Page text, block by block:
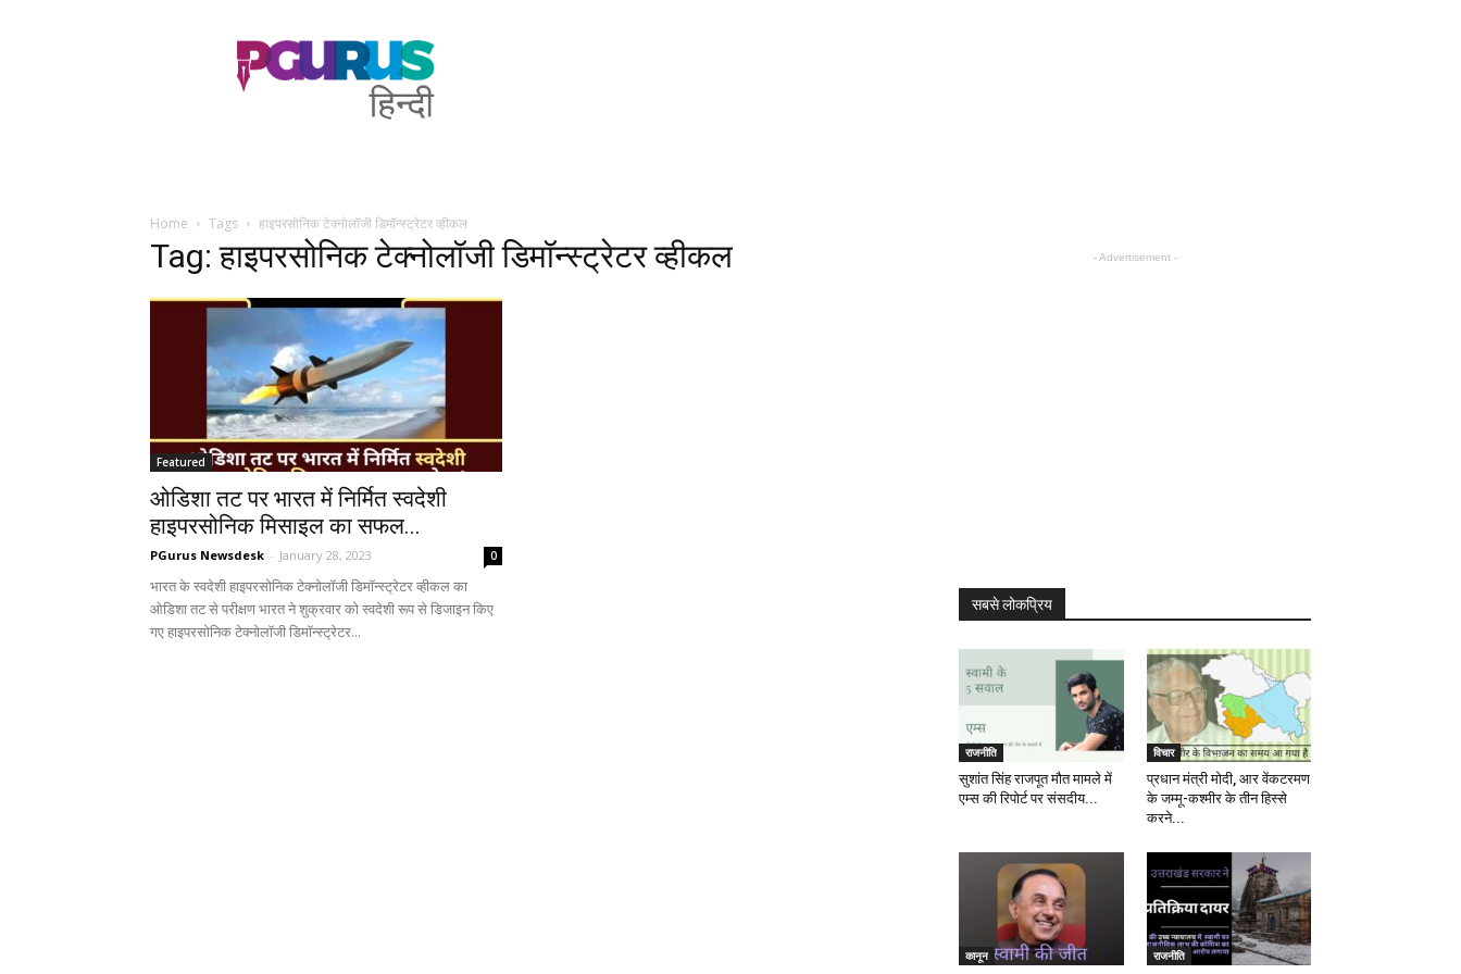
PGurus
Hindi
Home Tags हाइपरसोनिक टेक्नोलॉजी डिमॉन्स्ट्रेटर व्हीकल
Tag: हाइपरसोनिक टेक्नोलॉजी डिमॉन्स्ट्रेटर व्हीकल
Featured
ओडिशा तट पर भारत में निर्मित स्वदेशी
हाइपरसोनिक मिसाइल का सफल...
PGurus Newsdesk - January 28, 2023 0
भारत के स्वदेशी हाइपरसोनिक टेक्नोलॉजी डिमॉन्स्ट्रेटर व्हीकल का
ओडिशा तट से परीक्षण भारत ने शुक्रवार को स्वदेशी रूप से डिजाइन किए
गए हाइपरसोनिक टेक्नोलॉजी डिमॉन्स्ट्रेटर...
- Advertisement -
सबसे लोकप्रिय
राजनीति
सुशांत सिंह राजपूत मौत मामले में
एम्स की रिपोर्ट पर संसदीय...
विचार
प्रधान मंत्री मोदी, आर वेंकटरमण
के जम्मू-कश्मीर के तीन हिस्से
करने...
कानून राजनीति